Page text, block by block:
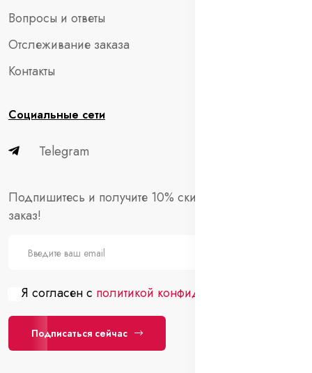
Вопросы и ответы
Отслеживание заказа
Контакты
Социальные сети
Telegram
Подпишитесь и получите 10% скидки на первый
заказ!
Я согласен с политикой конфиденциальности
Подписаться сейчас